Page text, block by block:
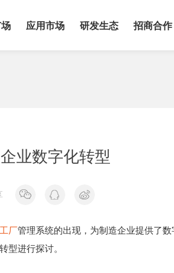
应用市场 研发生态 招商合作
业数字化转型
厂管理系统的出现，为制造企业提供了数
进行探讨。